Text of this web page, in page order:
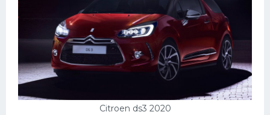
Citroen ds3 2020